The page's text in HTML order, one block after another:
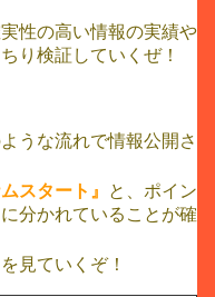
性の高い情報の実績や
り検証していくぜ！
うな流れで情報公開さ
スタート』
と、ポイン
に分かれていることが確
を見ていくぞ！